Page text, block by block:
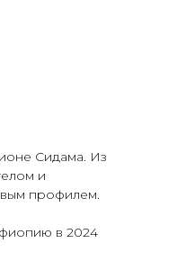
Сидама. Из
и
профилем.
в 2024